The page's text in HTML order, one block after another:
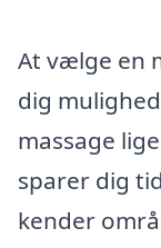
At vælge en
dig
massage
sparer dig
kender